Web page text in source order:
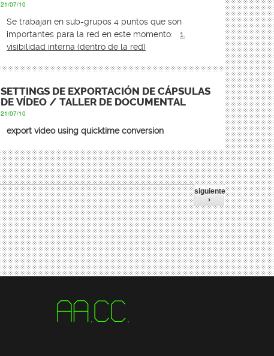
21/07/10
Se trabajan en sub-grupos 4 puntos que son
importantes para la red en este momento: 1.
visibilidad interna (dentro de la red)
SETTINGS DE EXPORTACIÓN DE CÁPSULAS
DE VÍDEO / TALLER DE DOCUMENTAL
21/07/10
export video using quicktime conversion
siguiente
›